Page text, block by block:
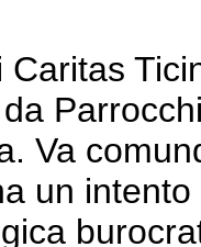
Va
un